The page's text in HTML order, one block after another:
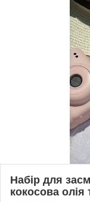
Набір для
кокосова